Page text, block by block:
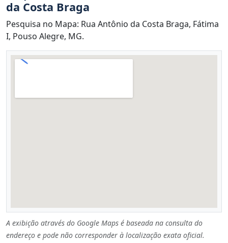
da Costa Braga
Pesquisa no Mapa: Rua Antônio da Costa Braga, Fátima
I, Pouso Alegre, MG.
A exibição através do Google Maps é baseada na consulta do
endereço e pode não corresponder à localização exata oficial.